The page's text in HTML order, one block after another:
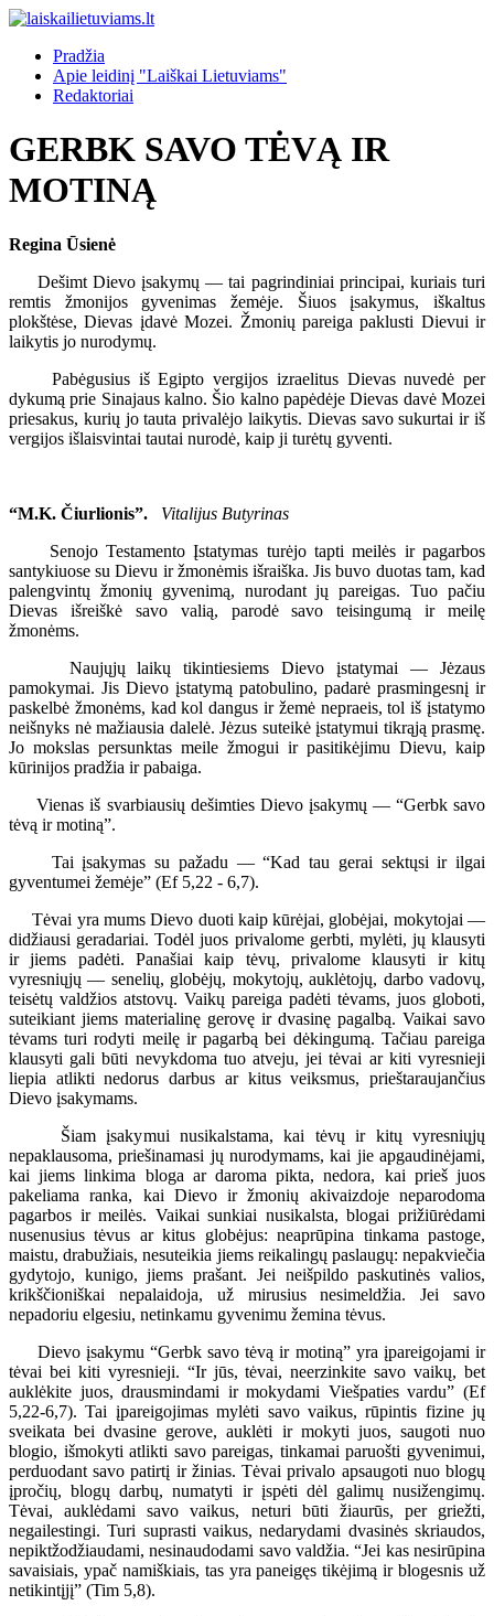
Pradžia
Apie leidinį "Laiškai Lietuviams"
Redaktoriai
GERBK SAVO TĖVĄ IR
MOTINĄ
Regina Ūsienė
Dešimt Dievo įsakymų — tai pagrindiniai principai, kuriais turi
remtis žmonijos gyvenimas žemėje. Šiuos įsakymus, iškaltus
plokštėse, Dievas įdavė Mozei. Žmonių pareiga paklusti Dievui ir
laikytis jo nurodymų.
Pabėgusius iš Egipto vergijos izraelitus Dievas nuvedė per
dykumą prie Sinajaus kalno. Šio kalno papėdėje Dievas davė Mozei
priesakus, kurių jo tauta privalėjo laikytis. Dievas savo sukurtai ir iš
vergijos išlaisvintai tautai nurodė, kaip ji turėtų gyventi.
“M.K. Čiurlionis”. Vitalijus Butyrinas
Senojo Testamento Įstatymas turėjo tapti meilės ir pagarbos
santykiuose su Dievu ir žmonėmis išraiška. Jis buvo duotas tam, kad
palengvintų žmonių gyvenimą, nurodant jų pareigas. Tuo pačiu
Dievas išreiškė savo valią, parodė savo teisingumą ir meilę
žmonėms.
Naujųjų laikų tikintiesiems Dievo įstatymai — Jėzaus
pamokymai. Jis Dievo įstatymą patobulino, padarė prasmingesnį ir
paskelbė žmonėms, kad kol dangus ir žemė nepraeis, tol iš įstatymo
neišnyks nė mažiausia dalelė. Jėzus suteikė įstatymui tikrąją prasmę.
Jo mokslas persunktas meile žmogui ir pasitikėjimu Dievu, kaip
kūrinijos pradžia ir pabaiga.
Vienas iš svarbiausių dešimties Dievo įsakymų — “Gerbk savo
tėvą ir motiną”.
Tai įsakymas su pažadu — “Kad tau gerai sektųsi ir ilgai
gyventumei žemėje” (Ef 5,22 - 6,7).
Tėvai yra mums Dievo duoti kaip kūrėjai, globėjai, mokytojai —
didžiausi geradariai. Todėl juos privalome gerbti, mylėti, jų klausyti
ir jiems padėti. Panašiai kaip tėvų, privalome klausyti ir kitų
vyresniųjų — senelių, globėjų, mokytojų, auklėtojų, darbo vadovų,
teisėtų valdžios atstovų. Vaikų pareiga padėti tėvams, juos globoti,
suteikiant jiems materialinę gerovę ir dvasinę pagalbą. Vaikai savo
tėvams turi rodyti meilę ir pagarbą bei dėkingumą. Tačiau pareiga
klausyti gali būti nevykdoma tuo atveju, jei tėvai ar kiti vyresnieji
liepia atlikti nedorus darbus ar kitus veiksmus, prieštaraujančius
Dievo įsakymams.
Šiam įsakymui nusikalstama, kai tėvų ir kitų vyresniųjų
nepaklausoma, priešinamasi jų nurodymams, kai jie apgaudinėjami,
kai jiems linkima bloga ar daroma pikta, nedora, kai prieš juos
pakeliama ranka, kai Dievo ir žmonių akivaizdoje neparodoma
pagarbos ir meilės. Vaikai sunkiai nusikalsta, blogai prižiūrėdami
nusenusius tėvus ar kitus globėjus: neaprūpina tinkama pastoge,
maistu, drabužiais, nesuteikia jiems reikalingų paslaugų: nepakviečia
gydytojo, kunigo, jiems prašant. Jei neišpildo paskutinės valios,
krikščioniškai nepalaidoja, už mirusius nesimeldžia. Jei savo
nepadoriu elgesiu, netinkamu gyvenimu žemina tėvus.
Dievo įsakymu “Gerbk savo tėvą ir motiną” yra įpareigojami ir
tėvai bei kiti vyresnieji. “Ir jūs, tėvai, neerzinkite savo vaikų, bet
auklėkite juos, drausmindami ir mokydami Viešpaties vardu” (Ef
5,22-6,7). Tai įpareigojimas mylėti savo vaikus, rūpintis fizine jų
sveikata bei dvasine gerove, auklėti ir mokyti juos, saugoti nuo
blogio, išmokyti atlikti savo pareigas, tinkamai paruošti gyvenimui,
perduodant savo patirtį ir žinias. Tėvai privalo apsaugoti nuo blogų
įpročių, blogų darbų, numatyti ir įspėti dėl galimų nusižengimų.
Tėvai, auklėdami savo vaikus, neturi būti žiaurūs, per griežti,
negailestingi. Turi suprasti vaikus, nedarydami dvasinės skriaudos,
nepiktžodžiaudami, nesinaudodami savo valdžia. “Jei kas nesirūpina
savaisiais, ypač namiškiais, tas yra paneigęs tikėjimą ir blogesnis už
netikintįjį” (Tim 5,8).